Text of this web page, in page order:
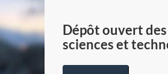
Dépôt ouvert des
sciences et